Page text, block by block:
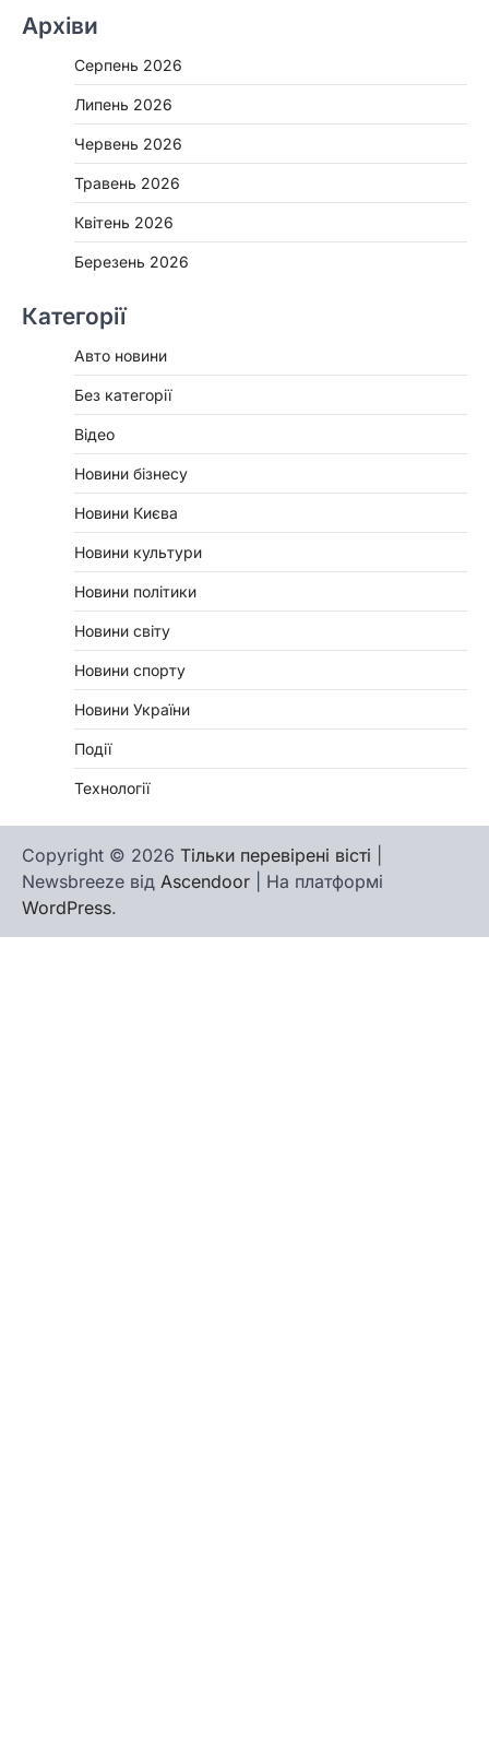
Архіви
Серпень 2026
Липень 2026
Червень 2026
Травень 2026
Квітень 2026
Березень 2026
Категорії
Авто новини
Без категорії
Відео
Новини бізнесу
Новини Києва
Новини культури
Новини політики
Новини світу
Новини спорту
Новини України
Події
Технології
Copyright © 2026 Тільки перевірені вісті
Newsbreeze від Ascendoor | На платформі
WordPress.